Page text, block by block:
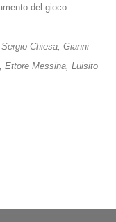
del gioco.
Sergio Chiesa, Gianni
Ettore Messina, Luisito